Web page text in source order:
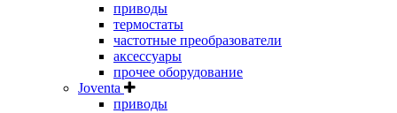
приводы
термостаты
частотные преобразователи
аксессуары
прочее оборудование
Joventa
приводы